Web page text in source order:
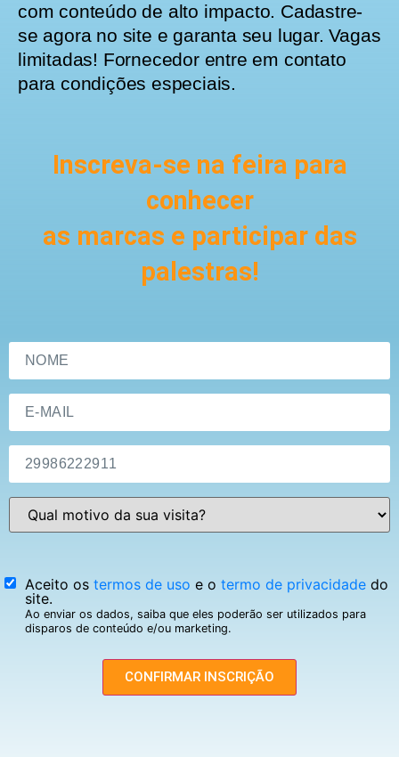
com conteúdo de alto impacto. Cadastre-
se agora no site e garanta seu lugar. Vagas
limitadas! Fornecedor entre em contato
para condições especiais.
Inscreva-se na feira para
conhecer
as marcas e participar das
palestras!
Aceito os termos de uso e o termo de privacidade do
site.
Ao enviar os dados, saiba que eles poderão ser utilizados para
disparos de conteúdo e/ou marketing.
CONFIRMAR INSCRIÇÃO